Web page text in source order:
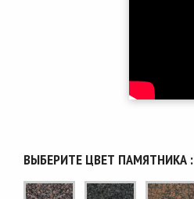
ВЫБЕРИТЕ ЦВЕТ ПАМЯТНИКА :